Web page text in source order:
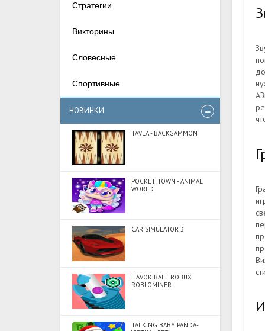
Стратегии
Викторины
Словесные
Спортивные
НОВИНКИ
TAVLA - BACKGAMMON
POCKET TOWN - ANIMAL
WORLD
CAR SIMULATOR 3
HAVOK BALL ROBUX
ROBLOMINER
TALKING BABY PANDA-